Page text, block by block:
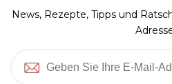
News, Rezepte, Tipps und